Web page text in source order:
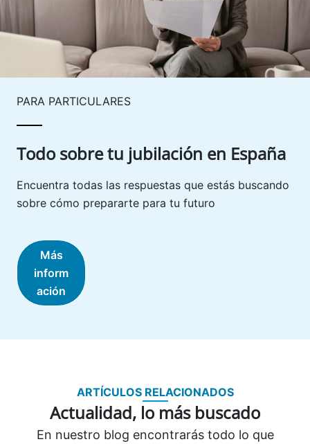
PARA PARTICULARES
Todo sobre tu jubilación en España
Encuentra todas las respuestas que estás buscando
sobre cómo prepararte para tu futuro
Más
inform
ación
ARTÍCULOS RELACIONADOS
Actualidad, lo más buscado
En nuestro blog encontrarás todo lo que